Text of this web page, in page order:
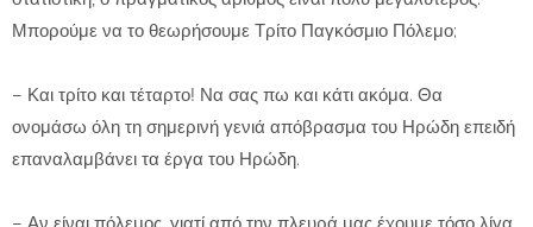
Μπορούμε να το θεωρήσουμε Τρίτο Παγκόσμιο Πόλεμο;
– Και τρίτο και τέταρτο! Να σας πω και κάτι ακόμα. Θα
ονομάσω όλη τη σημερινή γενιά απόβρασμα του Ηρώδη επειδή
επαναλαμβάνει τα έργα του Ηρώδη.